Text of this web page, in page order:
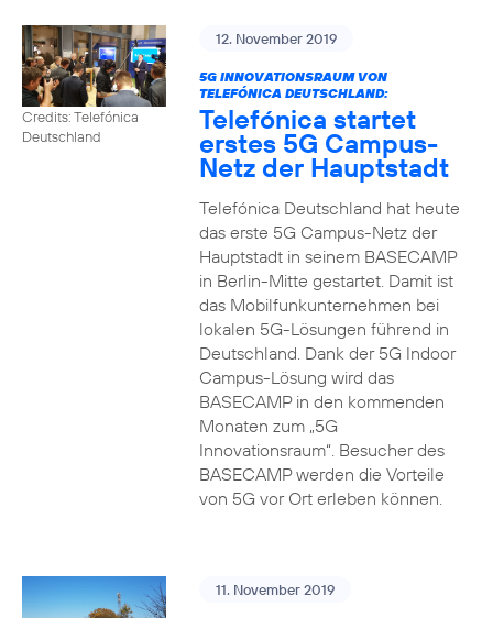
Credits: Telefónica
Deutschland
12. November 2019
5G INNOVATIONSRAUM VON
TELEFÓNICA DEUTSCHLAND:
Telefónica startet
erstes 5G Campus-
Netz der Hauptstadt
Telefónica Deutschland hat heute
das erste 5G Campus-Netz der
Hauptstadt in seinem BASECAMP
in Berlin-Mitte gestartet. Damit ist
das Mobilfunkunternehmen bei
lokalen 5G-Lösungen führend in
Deutschland. Dank der 5G Indoor
Campus-Lösung wird das
BASECAMP in den kommenden
Monaten zum „5G
Innovationsraum“. Besucher des
BASECAMP werden die Vorteile
von 5G vor Ort erleben können.
11. November 2019